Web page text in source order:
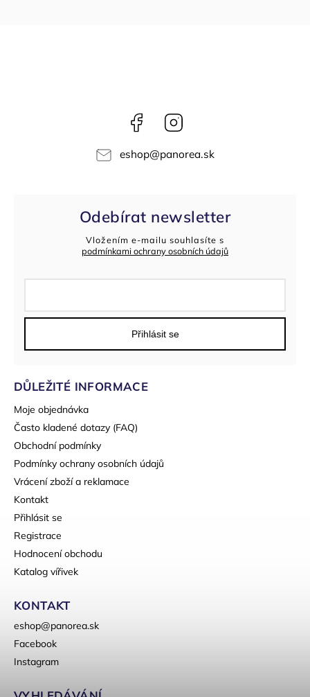
Facebook
eshop@panorea.sk
Odebírat newsletter
Vložením e-mailu souhlasíte s
podmínkami ochrany osobních údajů
Přihlásit se
DŮLEŽITÉ INFORMACE
Moje objednávka
Často kladené dotazy (FAQ)
Obchodní podmínky
Podmínky ochrany osobních údajů
Vrácení zboží a reklamace
Kontakt
Přihlásit se
Registrace
Hodnocení obchodu
Katalog vířivek
KONTAKT
eshop@panorea.sk
Facebook
Instagram